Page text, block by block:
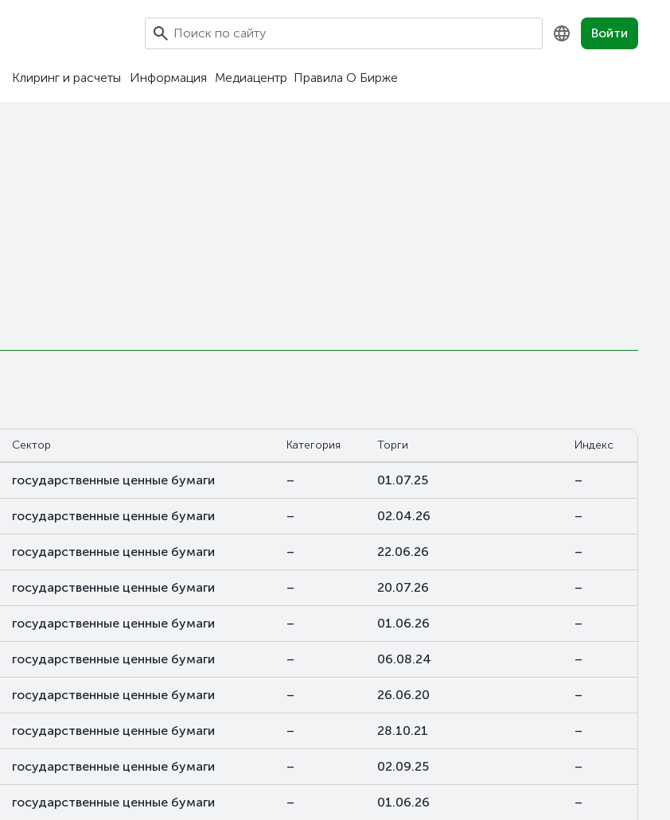
Войти
Клиринг и расчеты Информация Медиацентр Правила О Бирже
Сектор Категория Торги Индекс
государственные ценные бумаги – 01.07.25 –
государственные ценные бумаги – 02.04.26 –
государственные ценные бумаги – 22.06.26 –
государственные ценные бумаги – 20.07.26 –
государственные ценные бумаги – 01.06.26 –
государственные ценные бумаги – 06.08.24 –
государственные ценные бумаги – 26.06.20 –
государственные ценные бумаги – 28.10.21 –
государственные ценные бумаги – 02.09.25 –
государственные ценные бумаги – 01.06.26 –